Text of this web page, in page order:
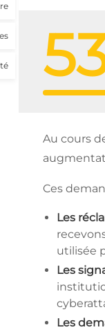
Au cours
Ces
Les
utilisée
Les
Les